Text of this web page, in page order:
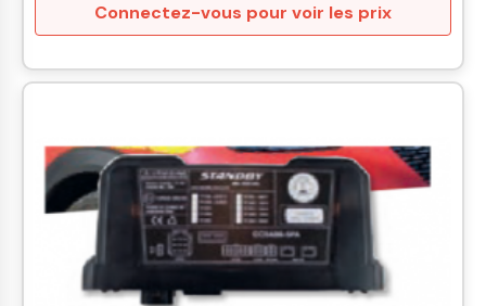
Connectez-vous pour voir les prix